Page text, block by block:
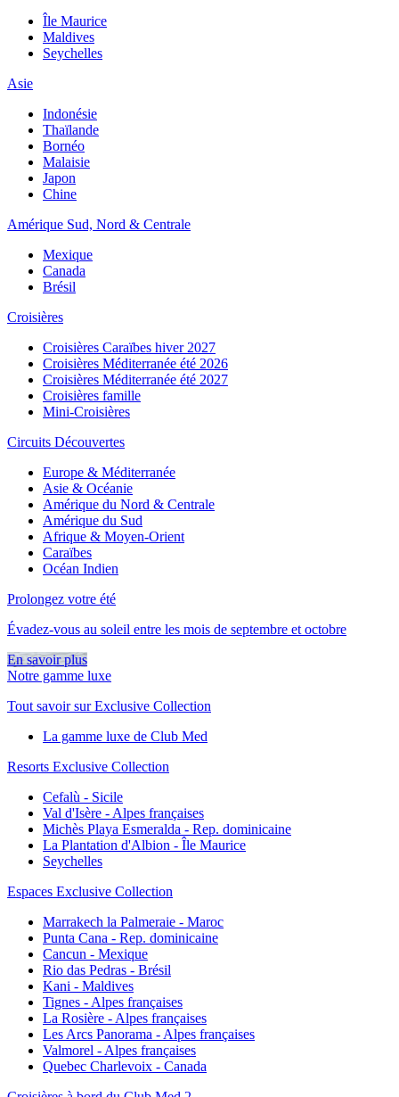
Île Maurice
Maldives
Seychelles
Asie
Indonésie
Thaïlande
Bornéo
Malaisie
Japon
Chine
Amérique Sud, Nord & Centrale
Mexique
Canada
Brésil
Croisières
Croisières Caraïbes hiver 2027
Croisières Méditerranée été 2026
Croisières Méditerranée été 2027
Croisières famille
Mini-Croisières
Circuits Découvertes
Europe & Méditerranée
Asie & Océanie
Amérique du Nord & Centrale
Amérique du Sud
Afrique & Moyen-Orient
Caraïbes
Océan Indien
Prolongez votre été
Évadez-vous au soleil entre les mois de septembre et octobre
En savoir plus
Notre gamme luxe
Tout savoir sur Exclusive Collection
La gamme luxe de Club Med
Resorts Exclusive Collection
Cefalù - Sicile
Val d'Isère - Alpes françaises
Michès Playa Esmeralda - Rep. dominicaine
La Plantation d'Albion - Île Maurice
Seychelles
Espaces Exclusive Collection
Marrakech la Palmeraie - Maroc
Punta Cana - Rep. dominicaine
Cancun - Mexique
Rio das Pedras - Brésil
Kani - Maldives
Tignes - Alpes françaises
La Rosière - Alpes françaises
Les Arcs Panorama - Alpes françaises
Valmorel - Alpes françaises
Quebec Charlevoix - Canada